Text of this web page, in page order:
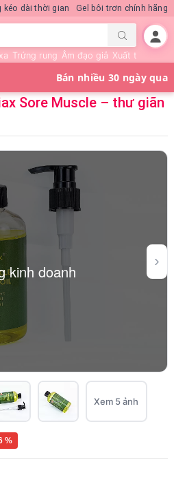
vật dây đeo Xịt, uống kéo dài thời
Trứng rung Âm đạo giả Xuất tinh sớm
Sore Muscle – thư giãn
kinh doanh
Xem 5 ảnh
%